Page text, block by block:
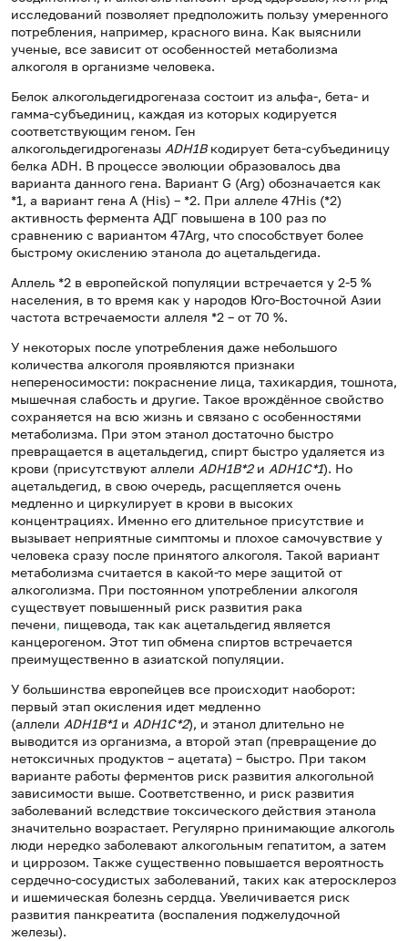
исследований позволяет предположить пользу умеренного
потребления, например, красного вина. Как выяснили
ученые, все зависит от особенностей метаболизма
алкоголя в организме человека.
Белок алкогольдегидрогеназа состоит из альфа-, бета- и
гамма-субъединиц, каждая из которых кодируется
соответствующим геном. Ген
алкогольдегидрогеназы ADH1Bкодирует бета-субъединицу
белка ADH. В процессе эволюции образовалось два
варианта данного гена. Вариант G (Arg) обозначается как
*1, а вариант гена А (His) – *2. При аллеле 47His (*2)
активность фермента АДГ повышена в 100 раз по
сравнению с вариантом 47Arg, что способствует более
быстрому окислению этанола до ацетальдегида.
Аллель *2 в европейской популяции встречается у 2-5 %
населения, в то время как у народов Юго-Восточной Азии
частота встречаемости аллеля *2 – от 70 %.
У некоторых после употребления даже небольшого
количества алкоголя проявляются признаки
непереносимости: покраснение лица, тахикардия, тошнота,
мышечная слабость и другие. Такое врождённое свойство
сохраняется на всю жизнь и связано с особенностями
метаболизма. При этом этанол достаточно быстро
превращается в ацетальдегид, спирт быстро удаляется из
крови (присутствуют аллели ADH1B*2и ADH1C*1). Но
ацетальдегид, в свою очередь, расщепляется очень
медленно и циркулирует в крови в высоких
концентрациях. Именно его длительное присутствие и
вызывает неприятные симптомы и плохое самочувствие у
человека сразу после принятого алкоголя. Такой вариант
метаболизма считается в какой-то мере защитой от
алкоголизма. При постоянном употреблении алкоголя
существует повышенный риск развития рака
печени, пищевода, так как ацетальдегид является
канцерогеном. Этот тип обмена спиртов встречается
преимущественно в азиатской популяции.
У большинства европейцев все происходит наоборот:
первый этап окисления идет медленно
(аллели ADH1B*1 и ADH1C*2), и этанол длительно не
выводится из организма, а второй этап (превращение до
нетоксичных продуктов – ацетата) – быстро. При таком
варианте работы ферментов риск развития алкогольной
зависимости выше. Соответственно, и риск развития
заболеваний вследствие токсического действия этанола
значительно возрастает. Регулярно принимающие алкоголь
люди нередко заболевают алкогольным гепатитом, а затем
и циррозом. Также существенно повышается вероятность
сердечно-сосудистых заболеваний, таких как атеросклероз
и ишемическая болезнь сердца. Увеличивается риск
развития панкреатита (воспаления поджелудочной
железы).